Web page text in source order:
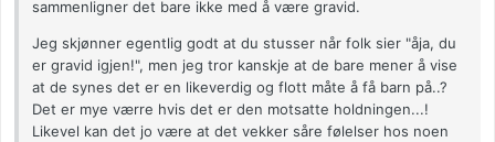
sammenligner det bare ikke med å være gravid.
Jeg skjønner egentlig godt at du stusser når folk sier "åja, du
er gravid igjen!", men jeg tror kanskje at de bare mener å vise
at de synes det er en likeverdig og flott måte å få barn på..?
Det er mye værre hvis det er den motsatte holdningen...!
Likevel kan det jo være at det vekker såre følelser hos noen